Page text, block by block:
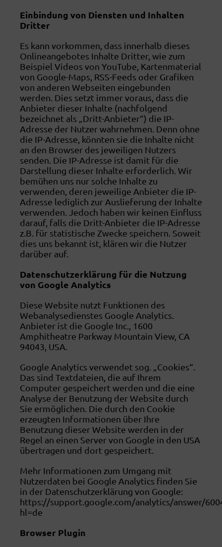
Einbindung von Diensten und Inhalten
Dritter
Es kann vorkommen, dass innerhalb dieses
Onlineangebotes Inhalte Dritter, wie zum
Beispiel Videos von YouTube, Kartenmaterial
von Google-Maps, RSS-Feeds oder Grafiken
von anderen Webseiten eingebunden
werden. Dies setzt immer voraus, dass die
Anbieter dieser Inhalte (nachfolgend
bezeichnet als „Dritt-Anbieter“) die IP-
Adresse der Nutzer wahrnehmen. Denn ohne
die IP-Adresse, könnten sie die Inhalte nicht
an den Browser des jeweiligen Nutzers
senden. Die IP-Adresse ist damit für die
Darstellung dieser Inhalte erforderlich. Wir
bemühen uns nur solche Inhalte zu
verwenden, deren jeweilige Anbieter die IP-
Adresse lediglich zur Auslieferung der Inhalte
verwenden. Jedoch haben wir keinen Einfluss
darauf, falls die Dritt-Anbieter die IP-Adresse
z.B. für statistische Zwecke speichern. Soweit
dies uns bekannt ist, klären wir die Nutzer
darüber auf.
Datenschutzerklärung für die Nutzung
von Google Analytics
Diese Website nutzt Funktionen des
Webanalysedienstes Google Analytics.
Anbieter ist die Google Inc., 1600
Amphitheatre Parkway Mountain View, CA
94043, USA.
Google Analytics verwendet sog. „Cookies“.
Das sind Textdateien, die auf Ihrem
Computer gespeichert werden und die eine
Analyse der Benutzung der Website durch
Sie ermöglichen. Die durch den Cookie
erzeugten Informationen über Ihre
Benutzung dieser Website werden in der
Regel an einen Server von Google in den USA
übertragen und dort gespeichert.
Mehr Informationen zum Umgang mit
Nutzerdaten bei Google Analytics finden Sie
in der Datenschutzerklärung von Google:
https://support.google.com/analytics/answer/
hl=de
Browser Plugin